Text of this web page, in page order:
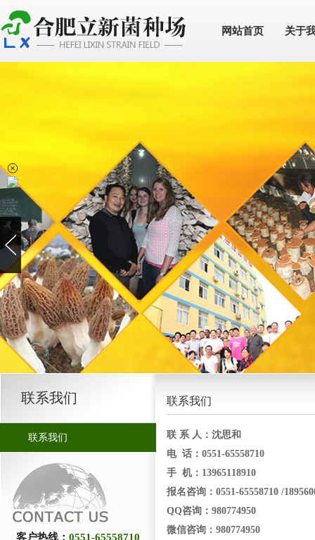
关于
网站首页
联系我们
联系我们
客户热线： 0551-65558710
联系我们
联 系 人：沈思和
电 话：0551-65558710
手 机：13965118910
报名咨询：0551-65558710 /
QQ咨询：980774950
微信咨询：980774950